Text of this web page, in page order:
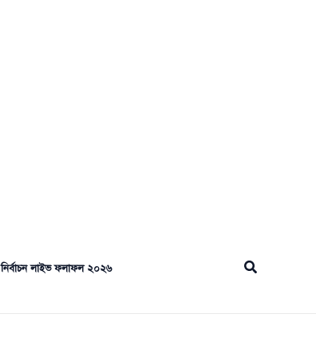
নির্বাচন লাইভ ফলাফল ২০২৬ Search